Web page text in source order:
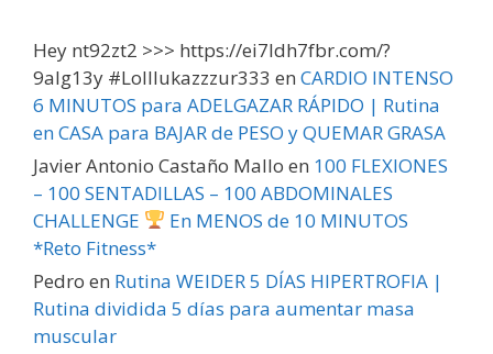
Hey nt92zt2 >>> https://ei7ldh7fbr.com/?
9alg13y #Lolllukazzzur333 en CARDIO INTENSO
6 MINUTOS para ADELGAZAR RÁPIDO | Rutina
en CASA para BAJAR de PESO y QUEMAR GRASA
Javier Antonio Castaño Mallo en 100 FLEXIONES
– 100 SENTADILLAS – 100 ABDOMINALES
CHALLENGE
En MENOS de 10 MINUTOS
*Reto Fitness*
Pedro en Rutina WEIDER 5 DÍAS HIPERTROFIA |
Rutina dividida 5 días para aumentar masa
muscular